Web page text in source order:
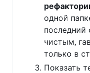
одной
последний
чистым,
только в
Показать